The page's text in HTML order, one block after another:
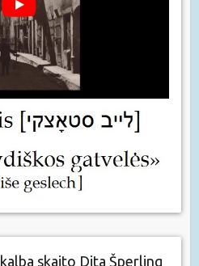
skaito Dita Šperling